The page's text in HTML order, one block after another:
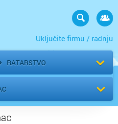
Uključite firmu / radnju
RATARSTVO